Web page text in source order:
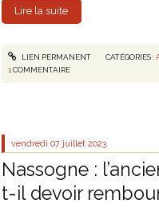
Lire la suite
LIEN PERMANENT CATÉGORIES :
1 COMMENTAIRE
vendredi 07 juillet 2023
Nassogne :
t-il devoir